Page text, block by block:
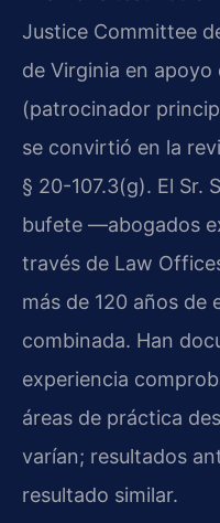
Justice Committee
de Virginia en apoyo
(patrocinador
se convirtió en la
§ 20-107.3(g). El Sr.
bufete —abogados
través de Law
más de 120 años de
combinada. Han
experiencia
áreas de práctica
varían; resultados
resultado similar.